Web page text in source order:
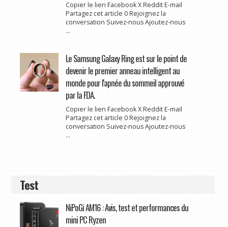
Copier le lien Facebook X Reddit E-mail
Partagez cet article 0 Rejoignez la
conversation Suivez-nous Ajoutez-nous
...
Le Samsung Galaxy Ring est sur le point de
devenir le premier anneau intelligent au
monde pour l'apnée du sommeil approuvé
par la FDA.
Copier le lien Facebook X Reddit E-mail
Partagez cet article 0 Rejoignez la
conversation Suivez-nous Ajoutez-nous
...
Test
NiPoGi AM16 : Avis, test et performances du
mini PC Ryzen